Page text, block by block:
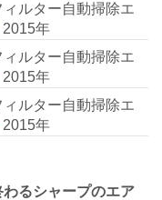
ィルター自動掃除エ
2015年
ィルター自動掃除エ
2015年
ィルター自動掃除エ
2015年
るシャープのエア